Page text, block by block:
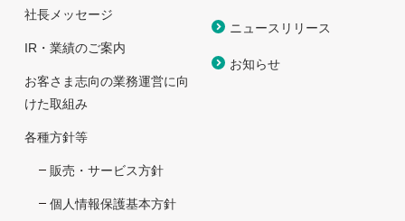
社長メッセージ
IR・業績のご案内
お客さま志向の業務運営に向
けた取組み
各種方針等
販売・サービス方針
個人情報保護基本方針
ニュースリリース
お知らせ